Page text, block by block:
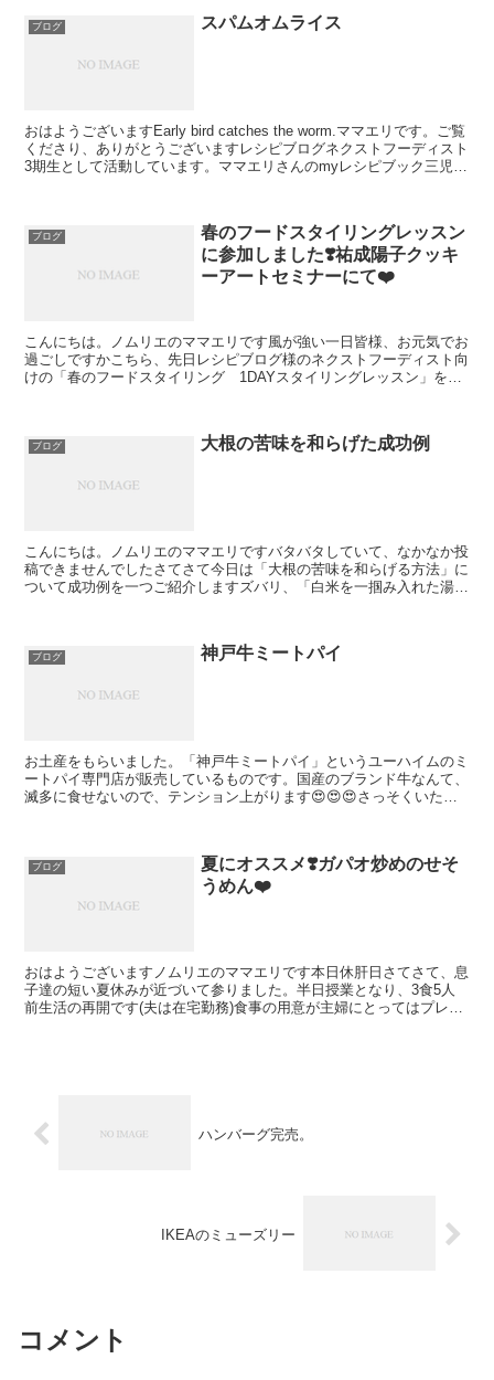
ブログ スパムオムライス
おはようございますEarly bird catches the worm.ママエリです。ご覧
くださり、ありがとうございますレシピブログネクストフーディスト
3期生として活動しています。ママエリさんのmyレシピブック三児の
ブログ
春のフードスタイリングレッスン
に参加しました❣️祐成陽子クッキ
ーアートセミナーにて❤️
こんにちは。ノムリエのママエリです風が強い一日皆様、お元気でお
過ごしですかこちら、先日レシピブログ様のネクストフーディスト向
けの「春のフードスタイリング 1DAYスタイリングレッスン」を受
ブログ 大根の苦味を和らげた成功例
こんにちは。ノムリエのママエリですバタバタしていて、なかなか投
稿できませんでしたさてさて今日は「大根の苦味を和らげる方法」に
ついて成功例を一つご紹介しますズバリ、「白米を一掴み入れた湯で
ブログ 神戸牛ミートパイ
お土産をもらいました。「神戸牛ミートパイ」というユーハイムのミ
ートパイ専門店が販売しているものです。国産のブランド牛なんて、
滅多に食せないので、テンション上がります😍😍😍さっそくいただ
ブログ
夏にオススメ❣️ガパオ炒めのせそ
うめん❤️
おはようございますノムリエのママエリです本日休肝日さてさて、息
子達の短い夏休みが近づいて参りました。半日授業となり、3食5人
前生活の再開です(夫は在宅勤務)食事の用意が主婦にとってはプレッ
ハンバーグ完売。
IKEAのミューズリー
コメント